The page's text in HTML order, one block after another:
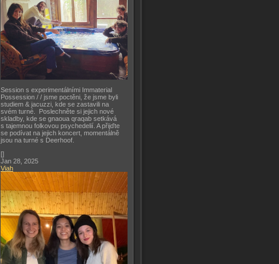
Session s experimentálními Immaterial
Possession / / jsme poctěni, že jsme byli
studiem & jacuzzi, kde se zastavili na
svém turné. Poslechněte si jejich nové
skladby, kde se gnaoua qraqab setkává
s tajemnou folkovou psychedelií. A přijďte
se podívat na jejich koncert, momentálně
jsou na turné s Deerhoof.
[]
Jan 28, 2025
Viah